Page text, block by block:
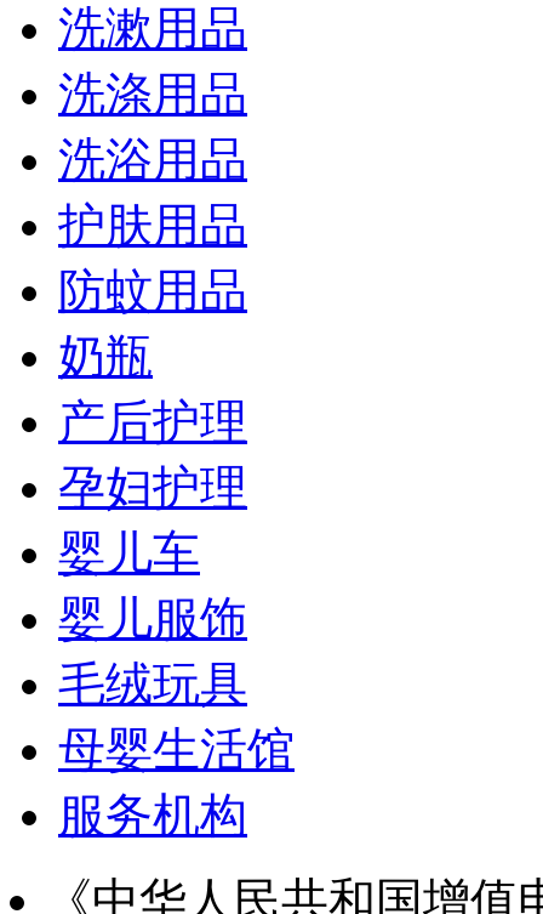
洗漱用品
洗涤用品
洗浴用品
护肤用品
防蚊用品
奶瓶
产后护理
孕妇护理
婴儿车
婴儿服饰
毛绒玩具
母婴生活馆
服务机构
《中华人民共和国增